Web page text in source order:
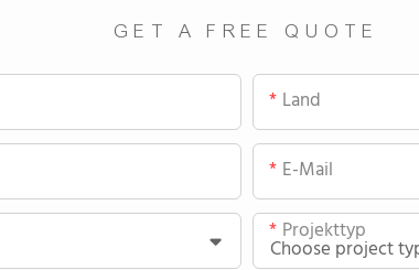
GET A FREE QUOTE
Land
E-Mail
Projekttyp